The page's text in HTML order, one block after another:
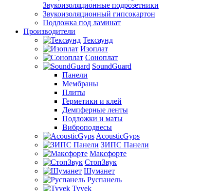
Звукоизоляционные подрозетники
Звукоизоляционный гипсокартон
Подложка под ламинат
Производители
Тексаунд
Изоплат
Соноплат
SoundGuard
Панели
Мембраны
Плиты
Герметики и клей
Демпферные ленты
Подложки и маты
Виброподвесы
AcousticGyps
ЗИПС Панели
Максфорте
СтопЗвук
Шуманет
Руспанель
Tyvek